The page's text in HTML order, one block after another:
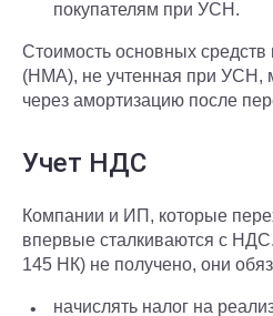
покупателям при УСН.
Стоимость основных
(НМА), не учтенная при УСН,
через амортизацию после
Учет НДС
Компании и ИП, которые
впервые сталкиваются с
145 НК) не получено, они
начислять налог на